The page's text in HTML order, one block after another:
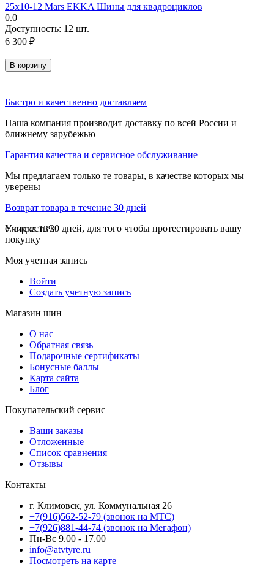
Скидка13%
25х10-12 Mars EKKA Шины для квадроциклов
0.0
Доступность: 12 шт.
6 300 ₽
В корзину
Быстро и качественно доставляем
Наша компания производит доставку по всей России и
ближнему зарубежью
Гарантия качества и сервисное обслуживание
Мы предлагаем только те товары, в качестве которых мы
уверены
Возврат товара в течение 30 дней
У вас есть 30 дней, для того чтобы протестировать вашу
покупку
Моя учетная запись
Войти
Создать учетную запись
Магазин шин
О нас
Обратная связь
Подарочные сертификаты
Бонусные баллы
Карта сайта
Блог
Покупательский сервис
Ваши заказы
Отложенные
Список сравнения
Отзывы
Контакты
г. Климовск, ул. Коммунальная 26
+7(916)562-52-79 (звонок на МТС)
+7(926)881-44-74 (звонок на Мегафон)
Пн-Вс 9.00 - 17.00
info@atvtyre.ru
Посмотреть на карте